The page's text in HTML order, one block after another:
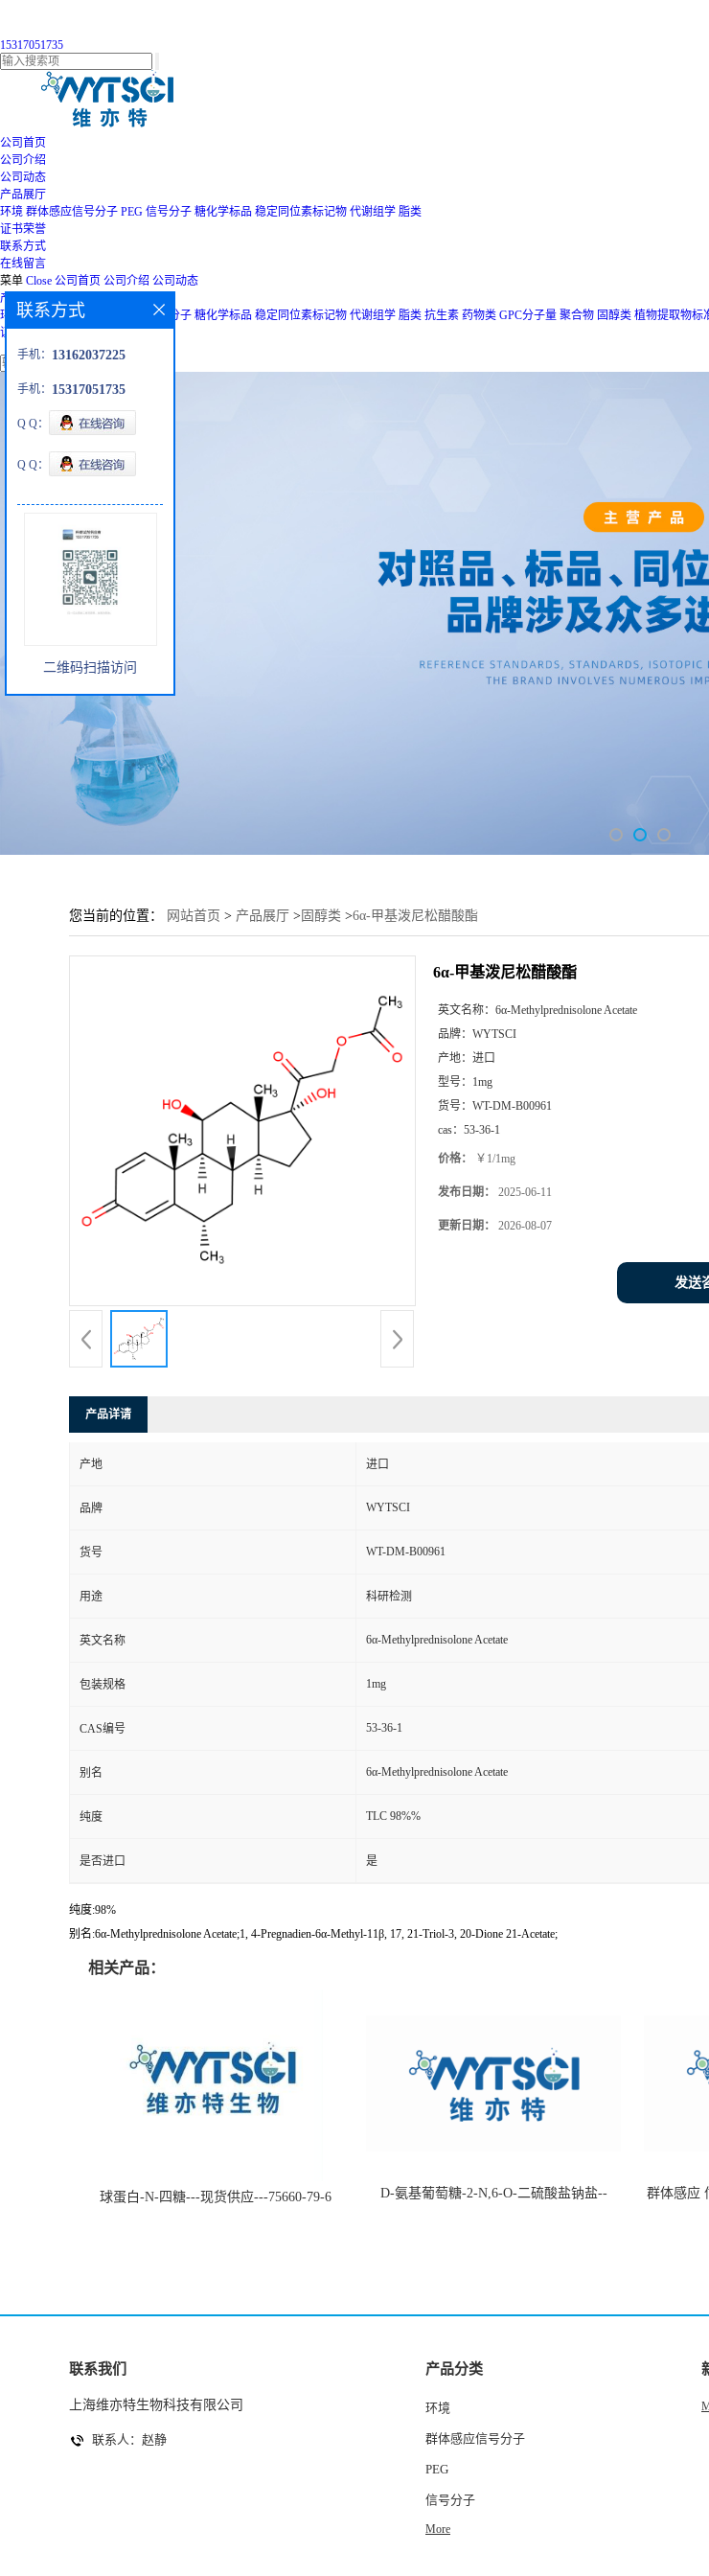
15317051735
公司首页
公司介绍
公司动态
产品展厅
环境 群体感应信号分子 PEG 信号分子 糖化学标品 稳定同位素标记物 代谢组学 脂类
证书荣誉
联系方式
在线留言
菜单 Close 公司首页 公司介绍 公司动态
产品展厅
环境 群体感应信号分子 信号分子 糖化学标品 稳定同位素标记物 代谢组学 脂类 抗生素 药物类 GPC分子量 聚合物 固醇类 植物提取物标
证书荣誉 联系方式 在线留言
您当前的位置： 网站首页 > 产品展厅 > 固醇类 >6α-甲基泼尼松醋酸酯
6α-甲基泼尼松醋酸酯
英文名称： 6α-Methylprednisolone Acetate
品牌： WYTSCI
产地： 进口
型号： 1mg
货号： WT-DM-B00961
cas： 53-36-1
价格： ￥1/1mg
发布日期： 2025-06-11
更新日期： 2026-08-07
发送
产品详请
产地 进口
品牌 WYTSCI
货号 WT-DM-B00961
用途 科研检测
英文名称 6α-Methylprednisolone Acetate
包装规格 1mg
CAS编号 53-36-1
别名 6α-Methylprednisolone Acetate
纯度 TLC 98%%
是否进口 是
纯度:98%
别名:6α-Methylprednisolone Acetate;1, 4-Pregnadien-6α-Methyl-11β, 17, 21-Triol-3, 20-Dione 21-Acetate;
相关产品：
球蛋白-N-四糖---现货供应---75660-79-6
D-氨基葡萄糖-2-N,6-O-二硫酸盐钠盐--
群体感应
联系方式
手机： 13162037225
手机： 15317051735
Q Q：
Q Q：
二维码扫描访问
联系我们
上海维亦特生物科技有限公司
联系人：赵静
产品分类
环境
群体感应信号分子
PEG
信号分子
More